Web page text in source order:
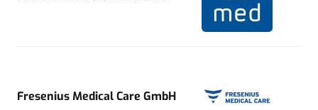
Fresenius Medical Care GmbH